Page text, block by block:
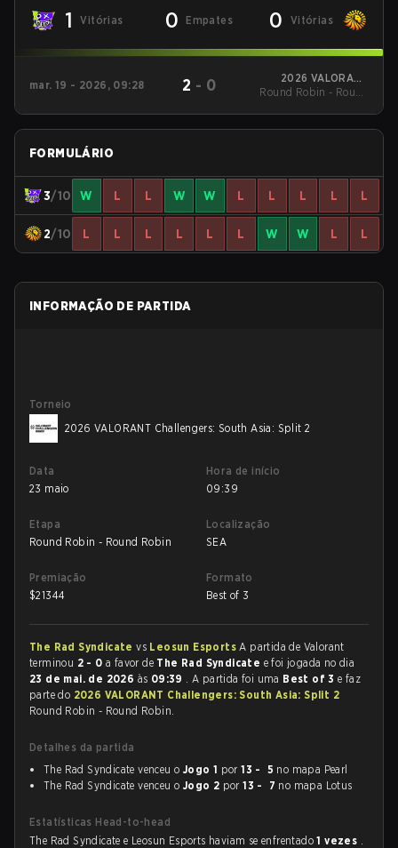
1 Vitórias 0 Empates 0 Vitórias
mar. 19 - 2026, 09:28 2 - 0
2026 VALORANT
Challengers: South
Round Robin - Round
FORMULÁRIO
3/10 W L L W W L L L L L
2/10 L L L L L L W W L L
INFORMAÇÃO DE PARTIDA
Torneio
2026 VALORANT Challengers: South Asia: Split 2
Data
23 maio
Hora de início
09:39
Etapa
Round Robin - Round Robin
Localização
SEA
Premiação
$21344
Formato
Best of 3
The Rad Syndicatevs Leosun EsportsA partida de Valorant
terminou 2 - 0 a favor de The Rad Syndicate e foi jogada no dia
23 de mai. de 2026 às 09:39 . A partida foi uma Best of 3e faz
parte do 2026 VALORANT Challengers: South Asia: Split 2
Round Robin - Round Robin.
Detalhes da partida
The Rad Syndicate venceu o Jogo 1 por13 - 5 no mapa Pearl
The Rad Syndicate venceu o Jogo 2 por13 - 7 no mapa Lotus
Estatísticas Head-to-head
The Rad Syndicate e Leosun Esports haviam se enfrentado1 vezes .